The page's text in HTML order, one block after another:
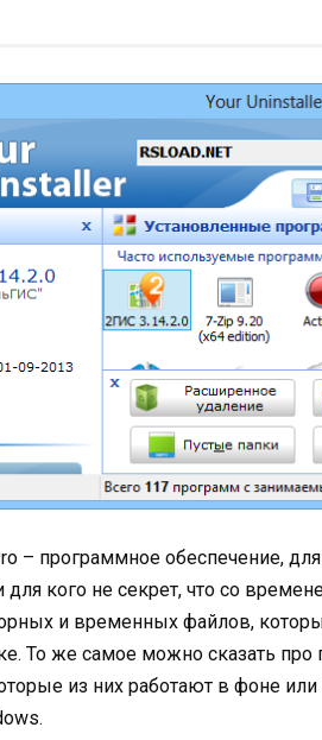
– программное обеспечение,
для кого не секрет, что со
и временных файлов,
То же самое можно сказать
из них работают в фоне